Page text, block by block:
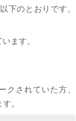
下のとおりです。
ます。
されていた方、
。